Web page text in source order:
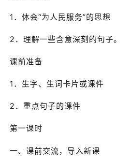
1．体会“为人民服务”的思想
2．理解一些含意深刻的句子。
课前准备
1．生字、生词卡片或课件
2．重点句子的课件
第一课时
一、课前交流，导入新课